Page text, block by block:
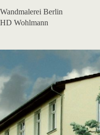
Inhalt
springen
Wandmalerei Berlin
HD Wohlmann